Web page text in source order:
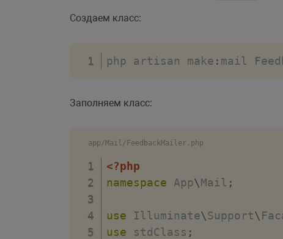
Создаем класс:
php artisan make : mail
Заполняем класс:
app/Mail/FeedbackMailer.php
<?php
namespace
App\Mail ;
use Illuminate\Support\
use
stdClass ;